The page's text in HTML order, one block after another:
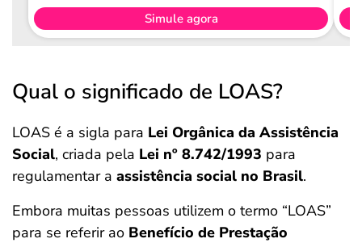
Simule agora
Qual o significado de LOAS?
LOAS é a sigla para Lei Orgânica da Assistência
Social, criada pela Lei nº 8.742/1993 para
regulamentar a assistência social no Brasil.
Embora muitas pessoas utilizem o termo “LOAS”
para se referir ao Benefício de Prestação